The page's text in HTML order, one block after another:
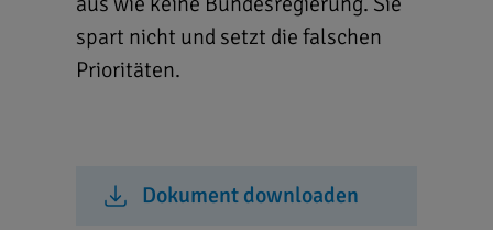
spart nicht und setzt die falschen
Prioritäten.
Dokument downloaden